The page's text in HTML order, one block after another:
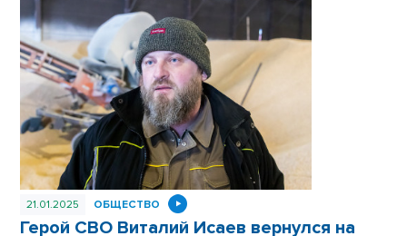
21.01.2025 ОБЩЕСТВО
Герой СВО Виталий Исаев вернулся на